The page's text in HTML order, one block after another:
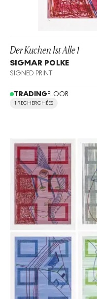
Der Kuchen Ist Alle 1
SIGMAR POLKE
SIGNED PRINT
TRADINGFLOOR
1 RECHERCHÉES